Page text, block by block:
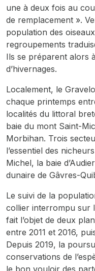
une à deux fois au
de remplacement ».
population des
regroupements
Ils se préparent alors
d’hivernages.
Localement, le
chaque printemps
localités du littoral
baie du mont Saint-
Morbihan. Trois
l’essentiel des
Michel, la baie
dunaire de Gâvres-
Le suivi de la
collier interrompu sur
fait l’objet de deux
entre 2011 et 2016,
Depuis 2019, la
conservations de
le bon vouloir des